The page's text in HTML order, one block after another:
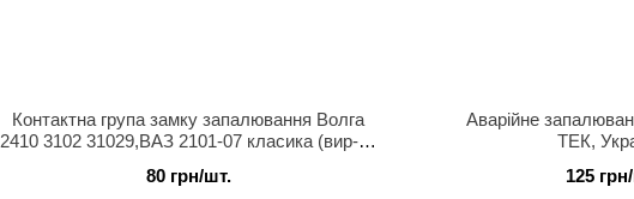
Контактна група замку запалювання Волга
2410 3102 31029,ВАЗ 2101-07 класика (вир-во
80 грн/шт.
Аварійне
ТЕК,
125